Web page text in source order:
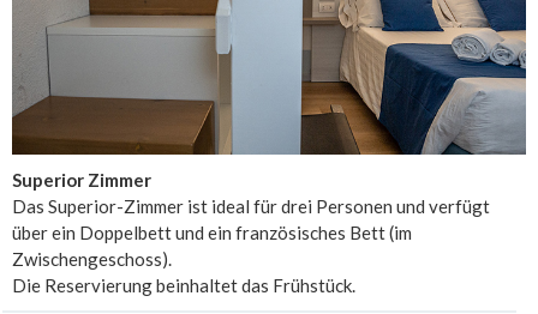
Superior Zimmer
Das Superior-Zimmer ist ideal für drei Personen und verfügt
über ein Doppelbett und ein französisches Bett (im
Zwischengeschoss).
Die Reservierung beinhaltet das Frühstück.